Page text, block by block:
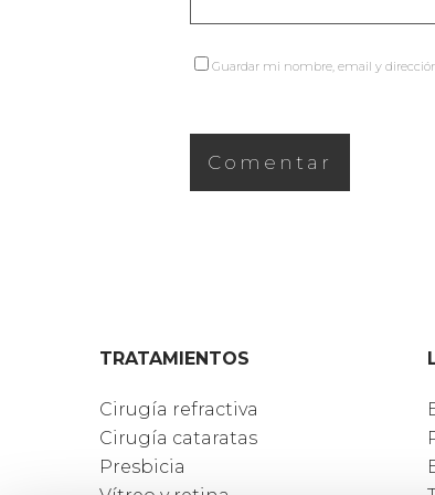
Guardar mi nombre, email y
TRATAMIENTOS
Cirugía refractiva
Cirugía cataratas
Presbicia